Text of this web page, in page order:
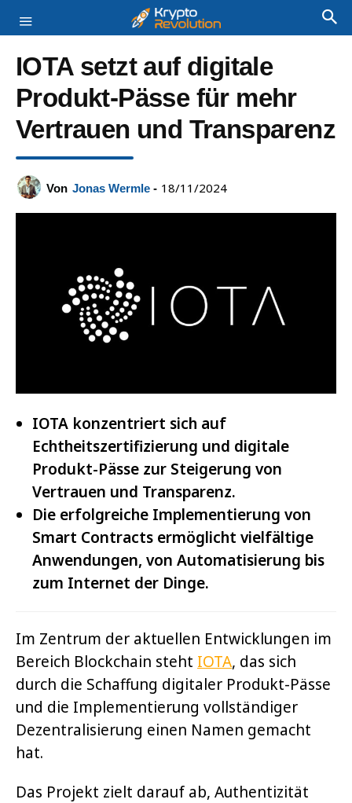
IOTA setzt auf digitale
Produkt-Pässe für mehr
Vertrauen und Transparenz
Von Jonas Wermle - 18/11/2024
IOTA konzentriert sich auf
Echtheitszertifizierung und digitale
Produkt-Pässe zur Steigerung von
Vertrauen und Transparenz.
Die erfolgreiche Implementierung von
Smart Contracts ermöglicht vielfältige
Anwendungen, von Automatisierung bis
zum Internet der Dinge.
Im Zentrum der aktuellen Entwicklungen im
Bereich Blockchain steht IOTA, das sich
durch die Schaffung digitaler Produkt-Pässe
und die Implementierung vollständiger
Dezentralisierung einen Namen gemacht
hat.
Das Projekt zielt darauf ab, Authentizität